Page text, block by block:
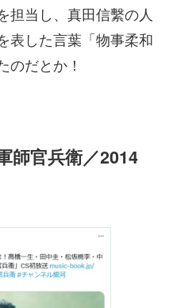
担当し、真田信繫の人
表した言葉「物事柔和
のだとか！
師官兵衛／2014